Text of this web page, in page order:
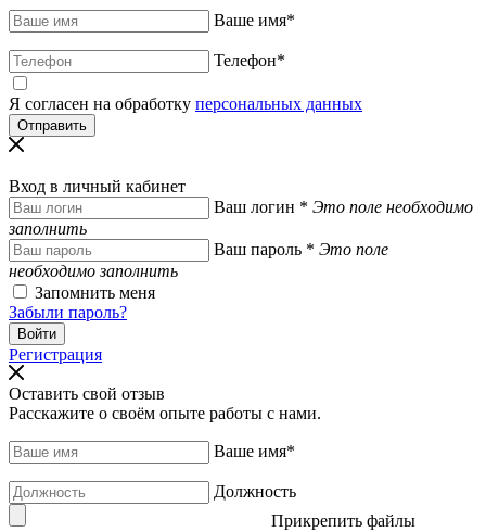
Ваше имя*
Телефон*
Я согласен на обработку персональных данных
Вход в личный кабинет
Ваш логин * Это поле необходимо
заполнить
Ваш пароль * Это поле
необходимо заполнить
Запомнить меня
Забыли пароль?
Регистрация
Оставить свой отзыв
Расскажите о своём опыте работы с нами.
Ваше имя*
Должность
Прикрепить файлы